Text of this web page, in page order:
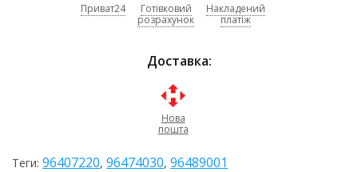
Приват24
Готівковий
розрахунок
Накладений
платіж
Доставка:
Нова
пошта
Теги: 96407220, 96474030, 96489001